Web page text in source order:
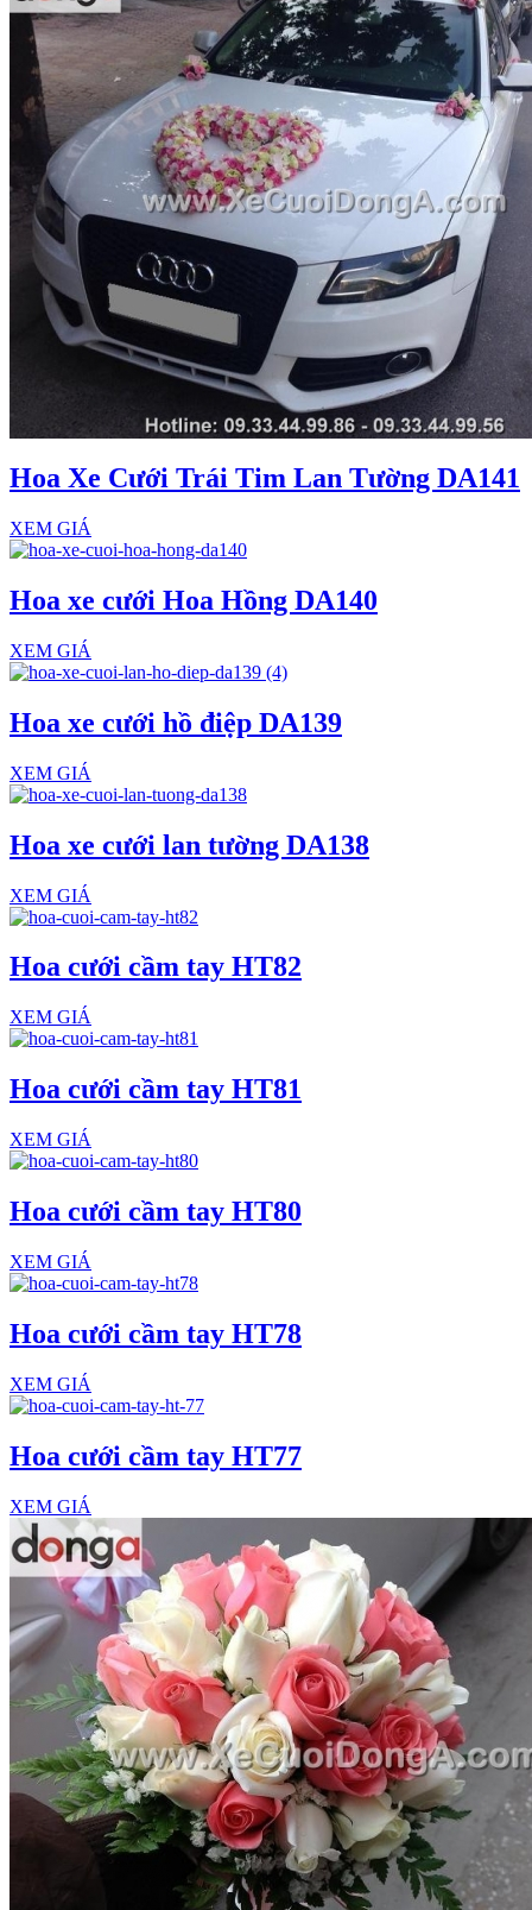
Hoa Xe Cưới Trái Tim Lan Tường DA141
XEM GIÁ
Hoa xe cưới Hoa Hồng DA140
XEM GIÁ
Hoa xe cưới hồ điệp DA139
XEM GIÁ
Hoa xe cưới lan tường DA138
XEM GIÁ
Hoa cưới cầm tay HT82
XEM GIÁ
Hoa cưới cầm tay HT81
XEM GIÁ
Hoa cưới cầm tay HT80
XEM GIÁ
Hoa cưới cầm tay HT78
XEM GIÁ
Hoa cưới cầm tay HT77
XEM GIÁ